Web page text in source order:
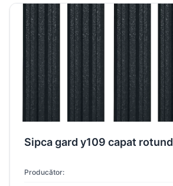
Sipca gard y109 capat rotund
Producător: